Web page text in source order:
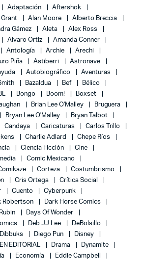
Adaptación
Aftershok
Grant Alan Moore
Alberto Breccia
Gámez Aleta
Alex Ross
Alvaro Ortiz
Amanda Conner
Antología Archie
Arechi
Piña Astiberri
Astronave
Autobiográfico
Aventuras
Bazaldua Bef
Bélico
Bongo Boom!
Boxset
Brian Lee O'Malley
Bruguera
Bryan Lee O'Malley
Bryan Talbot
Candaya Caricaturas
Carlos Trillo
Charlie Adlard
Chepe Ríos
Ciencia Ficción
Cine
Comic Mexicano
Corteza
Costumbrismo
Cris Ortega
Crítica Social
Cuento
Cyberpunk
Robertson
Dark Horse Comics
Days Of Wonder
Deb JJ Lee
DeBolsillo
Dibbuks Diego Pun
Disney
EDITORIAL Drama
Dynamite
Economía
Eddie Campbell